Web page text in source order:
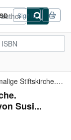
Sign in
Amsoldingen. Ehemalige Stiftskirche. Bauforschung mit einem ...
Susi...